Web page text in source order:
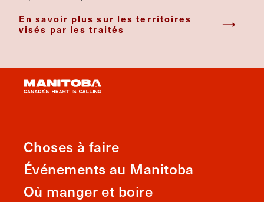
En savoir plus sur les territoires
visés par les traités
Choses à faire
Événements au Manitoba
Où manger et boire